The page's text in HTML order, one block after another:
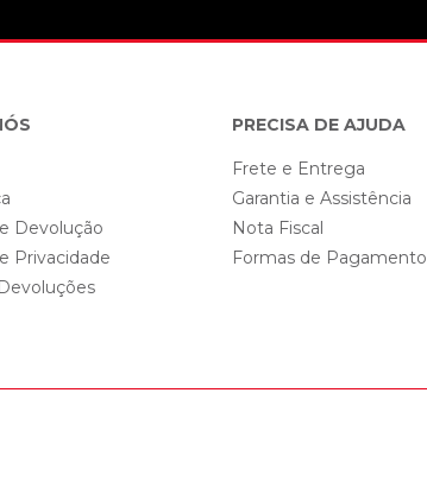
Devolução
Privacidade
PRECISA DE AJUDA
Frete e Entrega
Garantia e Assistência
Nota Fiscal
Formas de Pagamento